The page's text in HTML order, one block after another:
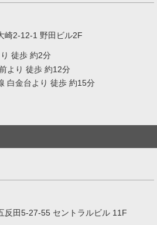
崎2-12-1 野田ビル2F
徒歩 約2分
より 徒歩 約12分
白金台より 徒歩 約15分
反田5-27-55 セントラルビル 11F